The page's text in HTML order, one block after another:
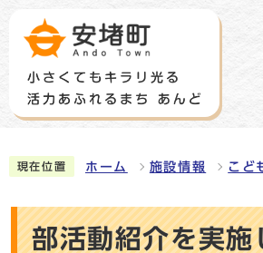
現在位置 ホーム 施設情報 こど
部活動紹介を実施